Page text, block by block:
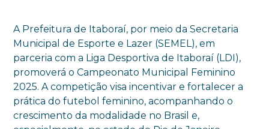
A Prefeitura de Itaboraí, por meio da Secretaria
Municipal de Esporte e Lazer (SEMEL), em
parceria com a Liga Desportiva de Itaboraí (LDI),
promoverá o Campeonato Municipal Feminino
2025. A competição visa incentivar e fortalecer a
prática do futebol feminino, acompanhando o
crescimento da modalidade no Brasil e,